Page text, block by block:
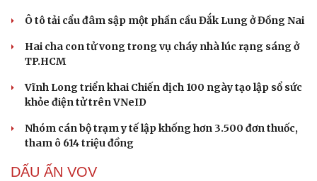
Ô tô tải cẩu đâm sập một phần cầu Đắk Lung ở Đồng Nai
Hai cha con tử vong trong vụ cháy nhà lúc rạng sáng ở
TP.HCM
Vĩnh Long triển khai Chiến dịch 100 ngày tạo lập sổ sức
khỏe điện tử trên VNeID
Nhóm cán bộ trạm y tế lập khống hơn 3.500 đơn thuốc,
tham ô 614 triệu đồng
DẤU ẤN VOV